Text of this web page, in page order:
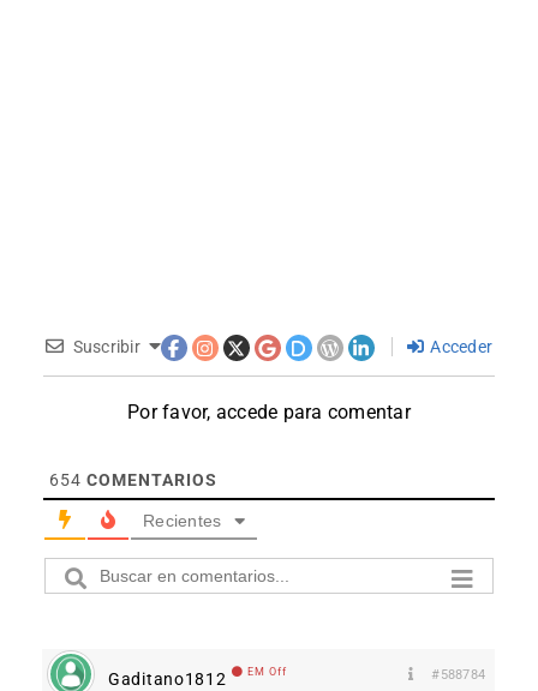
Suscribir Acceder
Por favor, accede para comentar
654 COMENTARIOS
Recientes
Gaditano1812 EM Off #588784